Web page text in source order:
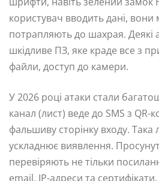
користувач вводить дані, вони
потрапляють до шахрая. Деякі
шкідливе ПЗ, яке краде все з
файли, доступ до камери.
У 2026 році атаки стали
канал (лист) веде до SMS з
фальшиву сторінку входу. Така
ускладнює виявлення.
перевіряють не тільки
email, IP-адреси та сертифікати.